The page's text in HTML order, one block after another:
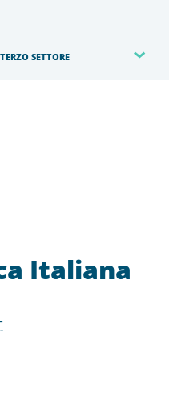
SETTORE
Italiana